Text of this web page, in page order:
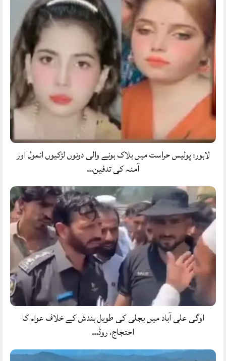
لاہور: پولیس حراست میں ہلاک ہونے والی دونوں لڑکیوں انمول اور
آمنہ کی تدفین…
اوگی علی آباد میں بجلی کی طویل بندش کے خلاف عوام کا
احتجاج، روڈ…